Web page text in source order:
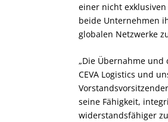
einer nicht
beide Unternehmen
globalen Netzwerke
„Die Übernahme
CEVA Logistics und
seine Fähigkeit,
widerstandsfähiger